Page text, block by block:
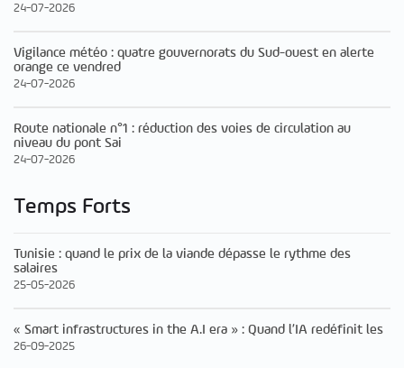
24-07-2026
Vigilance météo : quatre gouvernorats du Sud-ouest en alerte
orange ce vendred
24-07-2026
Route nationale n°1 : réduction des voies de circulation au
niveau du pont Sai
24-07-2026
Temps Forts
Tunisie : quand le prix de la viande dépasse le rythme des
salaires
25-05-2026
« Smart infrastructures in the A.I era » : Quand l’IA redéfinit les
26-09-2025